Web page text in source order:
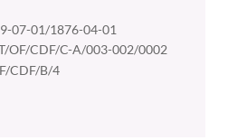
07-01/1876-04-01
OF/CDF/C-A/003-002/0002
CDF/B/4